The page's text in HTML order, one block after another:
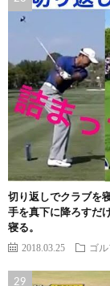
切り返しでクラブを
手を真下に降ろすだ
寝る。
2018.03.25 ゴ